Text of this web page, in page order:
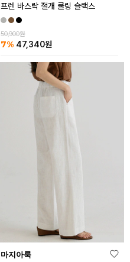
프렌 바스락 절개 쿨링 슬랙스
50,900원
7% 47,340원
마지아룩